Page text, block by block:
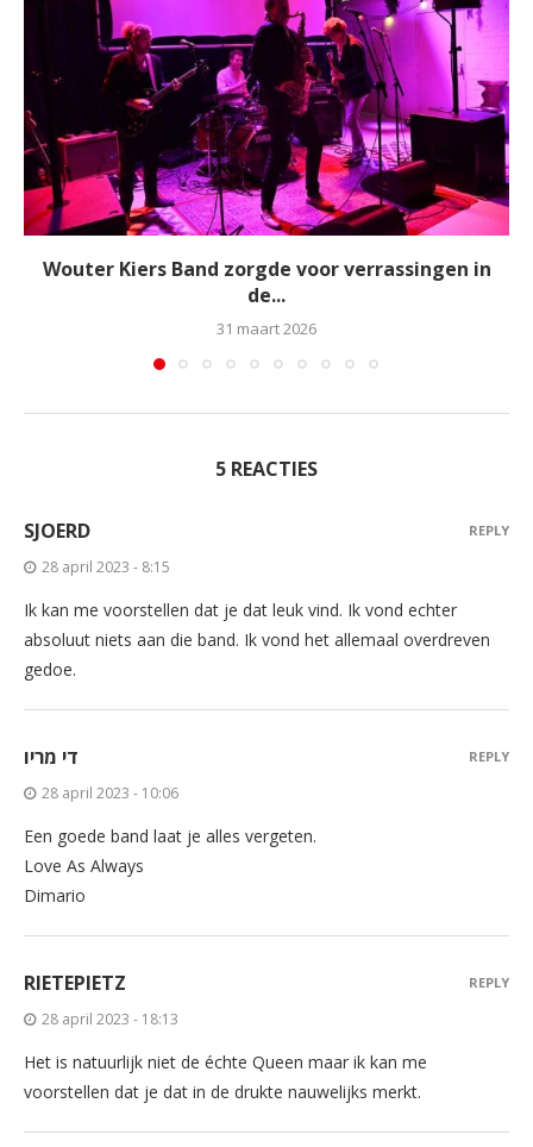
Wouter Kiers Band zorgde voor verrassingen in
de...
31 maart 2026
5 REACTIES
SJOERD
28 april 2023 - 8:15
Ik kan me voorstellen dat je dat leuk vind. Ik vond echter
absoluut niets aan die band. Ik vond het allemaal overdreven
gedoe.
REPLY
די מריו
28 april 2023 - 10:06
Een goede band laat je alles vergeten.
Love As Always
Dimario
REPLY
RIETEPIETZ
28 april 2023 - 18:13
Het is natuurlijk niet de échte Queen maar ik kan me
voorstellen dat je dat in de drukte nauwelijks merkt.
REPLY